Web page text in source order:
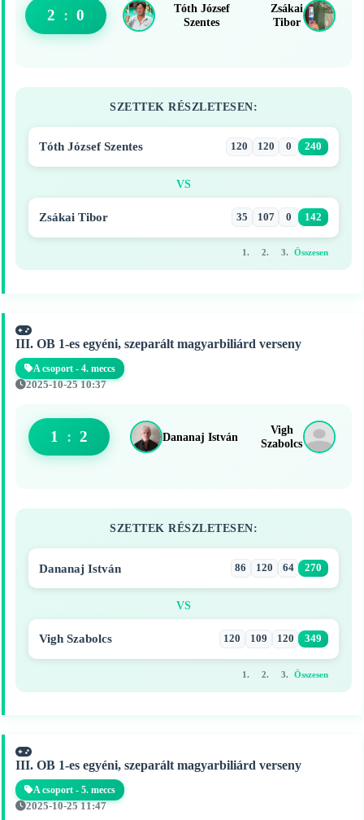
Tóth József
Szentes
2 : 0
Zsákai
Tibor
SZETTEK RÉSZLETESEN:
Tóth József Szentes 120 120 0 240
VS
Zsákai Tibor 35 107 0 142
1. 2. 3. Összesen
III. OB 1-es egyéni, szeparált magyarbiliárd verseny
A csoport - 4. meccs
2025-10-25 10:37
Dananaj István
1 : 2
Vigh
Szabolcs
SZETTEK RÉSZLETESEN:
Dananaj István 86 120 64 270
VS
Vigh Szabolcs 120 109 120 349
1. 2. 3. Összesen
III. OB 1-es egyéni, szeparált magyarbiliárd verseny
A csoport - 5. meccs
2025-10-25 11:47